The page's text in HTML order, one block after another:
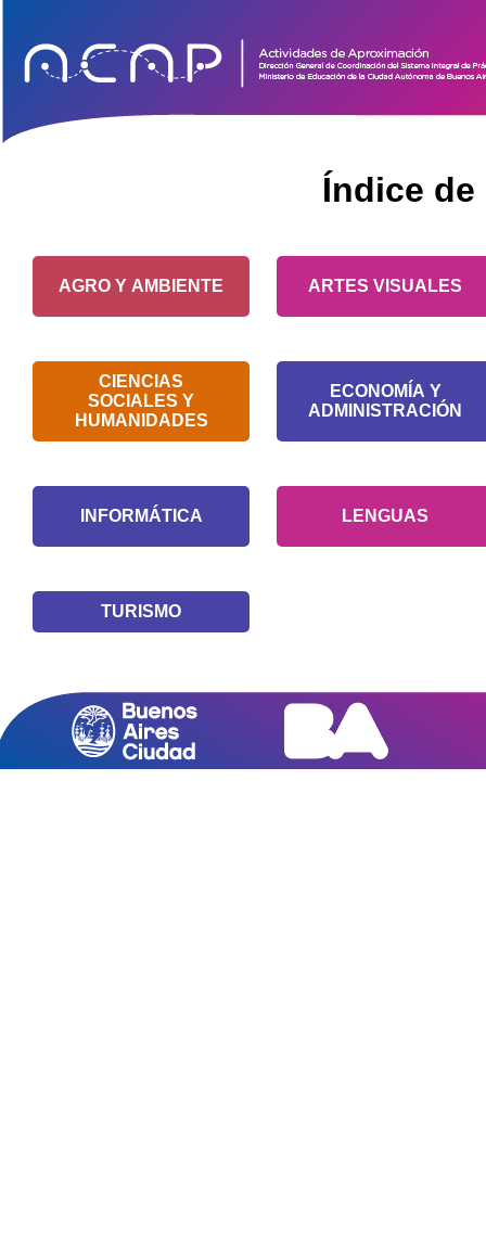
Índice
AGRO Y AMBIENTE ARTES VISUALES
CIENCIAS
SOCIALES Y
HUMANIDADES
ECONOMÍA Y
ADMINISTRACIÓN
INFORMÁTICA LENGUAS
TURISMO